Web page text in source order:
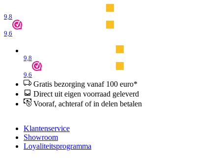
9,8
9,6
9,8
9,6
Gratis bezorging vanaf 100 euro*
Direct uit eigen voorraad geleverd
Vooraf, achteraf of in delen betalen
Klantenservice
Showroom
Loyaliteitsprogramma